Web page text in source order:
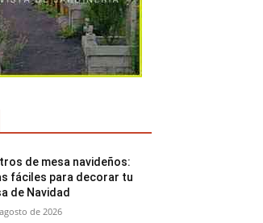
de mesa navideños:
fáciles para decorar tu
de Navidad
de 2026